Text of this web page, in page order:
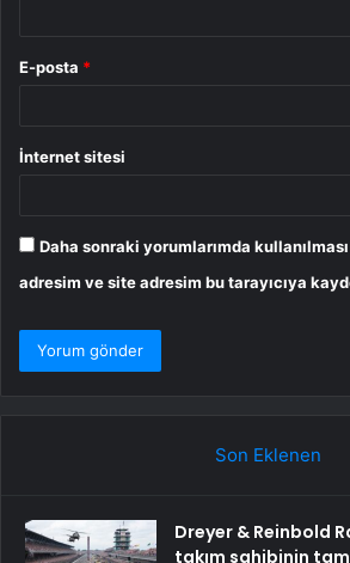
E-posta *
İnternet sitesi
Daha sonraki yorumlarımda
adresim ve site adresim bu tarayıcıya
Son Eklenen
Dreyer & Reinbold
takım sahibinin